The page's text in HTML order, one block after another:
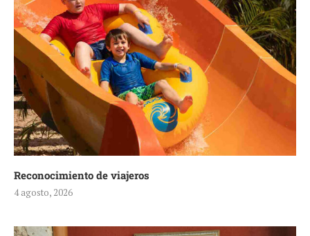
Reconocimiento de viajeros
4 agosto, 2026